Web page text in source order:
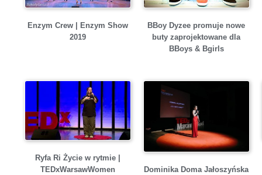
Enzym Crew | Enzym Show
2019
BBoy Dyzee promuje nowe
buty zaprojektowane dla
BBoys & Bgirls
Ryfa Ri Życie w rytmie |
TEDxWarsawWomen
Dominika Doma Jałoszyńska